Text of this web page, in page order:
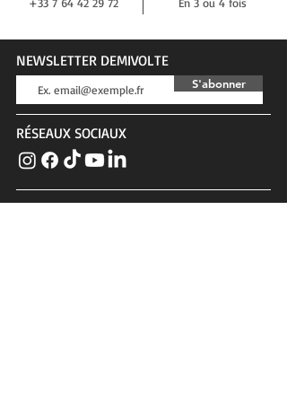
NEWSLETTER DEMIVOLTE
S'abonner
RÉSEAUX SOCIAUX